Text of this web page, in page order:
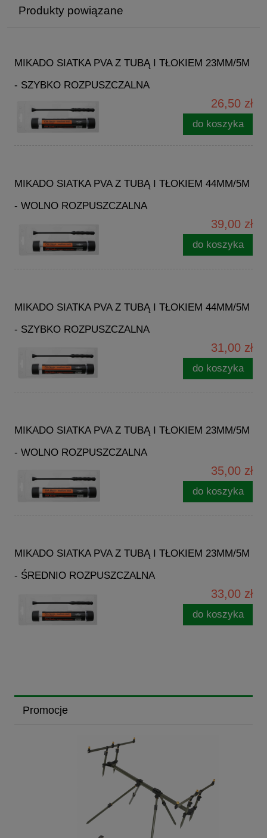
Produkty powiązane
MIKADO SIATKA PVA Z TUBĄ I TŁOKIEM 23MM/5M
- SZYBKO ROZPUSZCZALNA
26,50 zł
do koszyka
MIKADO SIATKA PVA Z TUBĄ I TŁOKIEM 44MM/5M
- WOLNO ROZPUSZCZALNA
39,00 zł
do koszyka
MIKADO SIATKA PVA Z TUBĄ I TŁOKIEM 44MM/5M
- SZYBKO ROZPUSZCZALNA
31,00 zł
do koszyka
MIKADO SIATKA PVA Z TUBĄ I TŁOKIEM 23MM/5M
- WOLNO ROZPUSZCZALNA
35,00 zł
do koszyka
MIKADO SIATKA PVA Z TUBĄ I TŁOKIEM 23MM/5M
- ŚREDNIO ROZPUSZCZALNA
33,00 zł
do koszyka
Promocje